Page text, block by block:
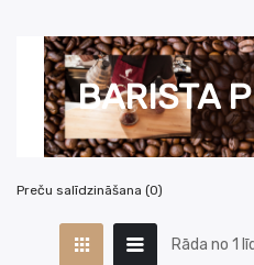
BARISTA
Preču salīdzināšana (0)
Rāda no 1